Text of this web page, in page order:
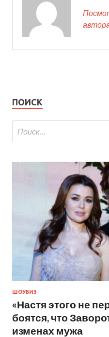
ПОИСК
ШОУБИЗ
«Настя этого не
боятся, что
изменах мужа